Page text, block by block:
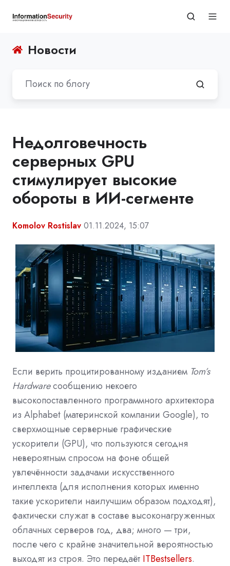
Новости
Недолговечность
серверных GPU
стимулирует высокие
обороты в ИИ-сегменте
Komolov Rostislav 01.11.2024, 15:07
Если верить процитированному изданием Tom’s
Hardwareсообщению некоего
высокопоставленного программного архитектора
из Alphabet (материнской компании Google), то
сверхмощные серверные графические
ускорители (GPU), что пользуются сегодня
невероятным спросом на фоне общей
увлечённости задачами искусственного
интеллекта (для исполнения которых именно
такие ускорители наилучшим образом подходят),
фактически служат в составе высоконагруженных
облачных серверов год, два; много — три,
после чего с крайне значительной вероятностью
выходят из строя. Это передаёт ITBestsellers.